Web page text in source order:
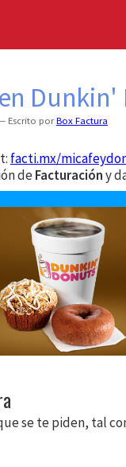
Dunkin'
Escrito porBox Factura
facti.mx/
deFacturacióny
se te piden, tal